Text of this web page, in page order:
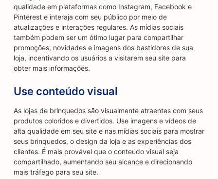
qualidade em plataformas como Instagram, Facebook e
Pinterest e interaja com seu público por meio de
atualizações e interações regulares. As mídias sociais
também podem ser um ótimo lugar para compartilhar
promoções, novidades e imagens dos bastidores de sua
loja, incentivando os usuários a visitarem seu site para
obter mais informações.
Use conteúdo visual
As lojas de brinquedos são visualmente atraentes com seus
produtos coloridos e divertidos. Use imagens e vídeos de
alta qualidade em seu site e nas mídias sociais para mostrar
seus brinquedos, o design da loja e as experiências dos
clientes. É mais provável que o conteúdo visual seja
compartilhado, aumentando seu alcance e direcionando
mais tráfego para seu site.